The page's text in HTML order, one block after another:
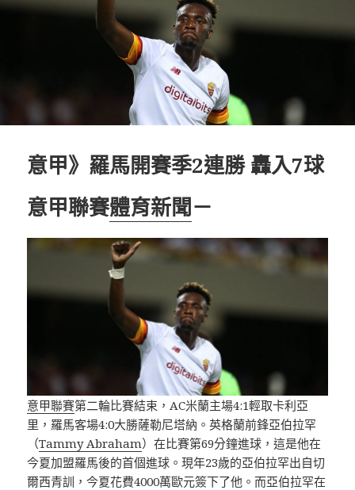
意甲》羅馬開賽季2連勝 轟入7球
意甲聯賽體育新聞－
意甲聯賽第二輪比賽結束，AC米蘭主場4:1輕取卡利亞
里，羅馬客場4:0大勝薩勒尼塔納。英格蘭前鋒亞伯拉罕
（Tammy Abraham）在比賽第69分鐘進球，這是他在
今夏加盟羅馬後的首個進球。現年23歲的亞伯拉罕出自切
爾西青訓，今夏花費4000萬歐元簽下了他。而亞伯拉罕在